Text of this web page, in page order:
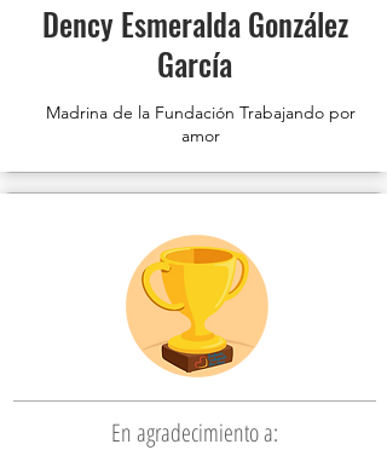
Dency Esmeralda González
García
Madrina de la Fundación Trabajando por
amor
En agradecimiento a: